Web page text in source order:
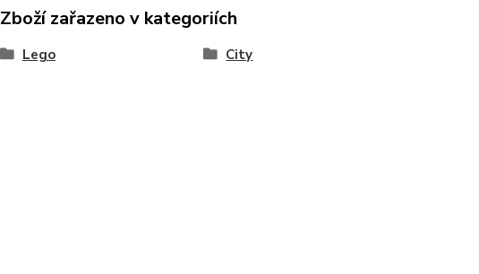
Zboží zařazeno v kategoriích
Lego City